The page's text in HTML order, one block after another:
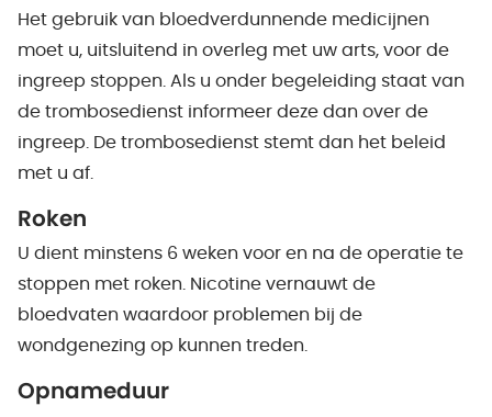
Het gebruik van bloedverdunnende medicijnen
moet u, uitsluitend in overleg met uw arts, voor de
ingreep stoppen. Als u onder begeleiding staat van
de trombosedienst informeer deze dan over de
ingreep. De trombosedienst stemt dan het beleid
met u af.
Roken
U dient minstens 6 weken voor en na de operatie te
stoppen met roken. Nicotine vernauwt de
bloedvaten waardoor problemen bij de
wondgenezing op kunnen treden.
Opnameduur